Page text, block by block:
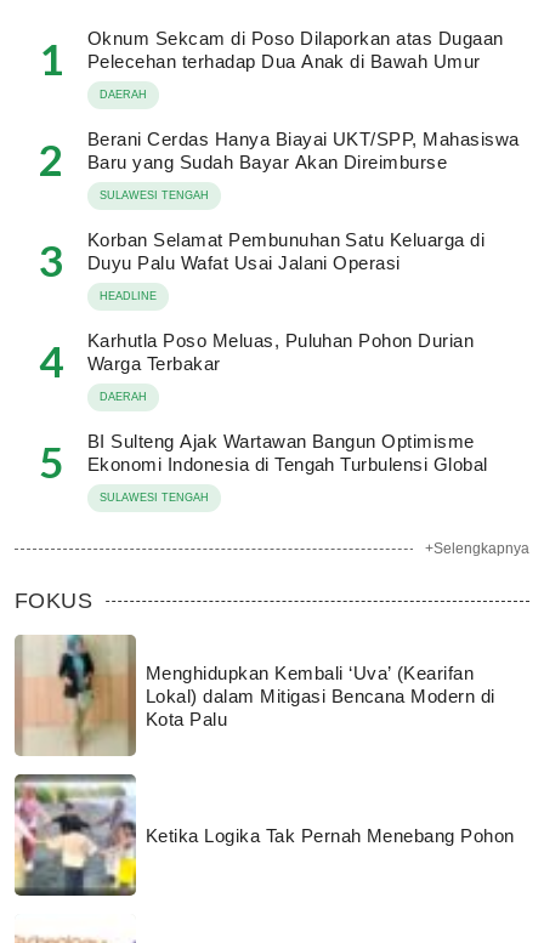
1
Oknum Sekcam di Poso Dilaporkan atas Dugaan
Pelecehan terhadap Dua Anak di Bawah Umur
DAERAH
2
Berani Cerdas Hanya Biayai UKT/SPP, Mahasiswa
Baru yang Sudah Bayar Akan Direimburse
SULAWESI TENGAH
3
Korban Selamat Pembunuhan Satu Keluarga di
Duyu Palu Wafat Usai Jalani Operasi
HEADLINE
4
Karhutla Poso Meluas, Puluhan Pohon Durian
Warga Terbakar
DAERAH
5
BI Sulteng Ajak Wartawan Bangun Optimisme
Ekonomi Indonesia di Tengah Turbulensi Global
SULAWESI TENGAH
+Selengkapnya
FOKUS
Menghidupkan Kembali ‘Uva’ (Kearifan
Lokal) dalam Mitigasi Bencana Modern di
Kota Palu
Ketika Logika Tak Pernah Menebang Pohon